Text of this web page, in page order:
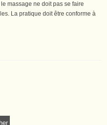
massage ne doit pas se faire
La pratique doit être conforme à